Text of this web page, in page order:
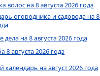
волос на 8 августа 2026 года
огородника и садовода на 8
дела на 8 августа 2026 года
8 августа 2026 года
календарь на август 2026 года